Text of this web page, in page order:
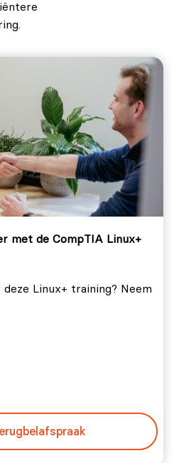
met de CompTIA Linux+
Linux+ training? Neem